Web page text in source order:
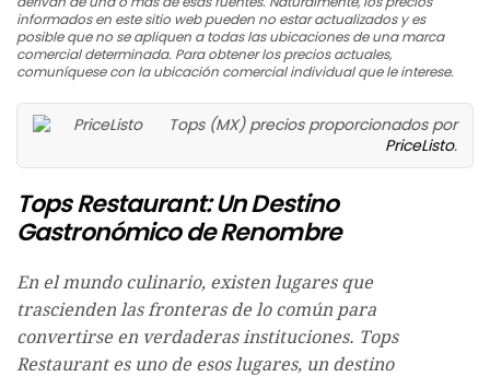
informados en este sitio web pueden no estar actualizados y es
posible que no se apliquen a todas las ubicaciones de una marca
comercial determinada. Para obtener los precios actuales,
comuníquese con la ubicación comercial individual que le interese.
Tops (MX) precios proporcionados por
PriceListo.
Tops Restaurant: Un Destino
Gastronómico de Renombre
En el mundo culinario, existen lugares que
trascienden las fronteras de lo común para
convertirse en verdaderas instituciones. Tops
Restaurant es uno de esos lugares, un destino